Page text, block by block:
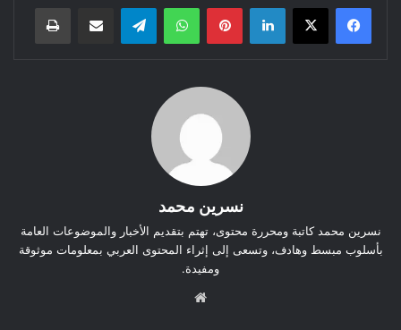
لينكدإن بينتيريست واتساب
نسرين محمد
نسرين محمد كاتبة ومحررة محتوى، تهتم بتقديم الأخبار والموضوعات العامة
بأسلوب مبسط وهادف، وتسعى إلى إثراء المحتوى العربي بمعلومات موثوقة
ومفيدة.